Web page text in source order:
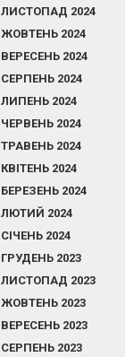
ЛИСТОПАД 2024
ЖОВТЕНЬ 2024
ВЕРЕСЕНЬ 2024
СЕРПЕНЬ 2024
ЛИПЕНЬ 2024
ЧЕРВЕНЬ 2024
ТРАВЕНЬ 2024
КВІТЕНЬ 2024
БЕРЕЗЕНЬ 2024
ЛЮТИЙ 2024
СІЧЕНЬ 2024
ГРУДЕНЬ 2023
ЛИСТОПАД 2023
ЖОВТЕНЬ 2023
ВЕРЕСЕНЬ 2023
СЕРПЕНЬ 2023